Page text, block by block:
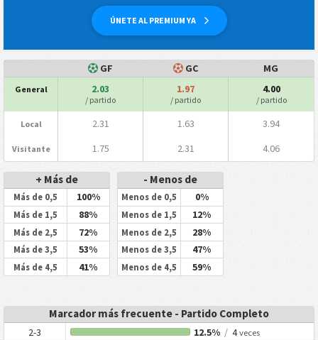
ÚNETE AL PREMIUM YA
GF GC MG
General 2.03
/ partido
1.97
/ partido
4.00
/ partido
Local 2.31 1.63 3.94
Visitante 1.75 2.31 4.06
+ Más de
Más de 0,5 100%
Más de 1,5 88%
Más de 2,5 72%
Más de 3,5 53%
Más de 4,5 41%
- Menos de
Menos de 0,5 0%
Menos de 1,5 12%
Menos de 2,5 28%
Menos de 3,5 47%
Menos de 4,5 59%
Marcador más frecuente - Partido Completo
2-3 12.5% / 4veces